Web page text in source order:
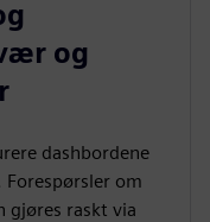
og
dashbordene
Forespørsler om
gjøres raskt via